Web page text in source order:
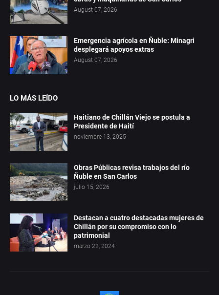
August 07, 2026
Emergencia agrícola en Ñuble: Minagri
desplegará apoyos extras
August 07, 2026
LO MÁS LEÍDO
Haitiano de Chillán Viejo se postula a
Presidente de Haití
noviembre 13, 2025
Obras Públicas revisa trabajos del río
Ñuble en San Carlos
julio 15, 2026
Destacan a cuatro destacadas mujeres de
Chillán por su compromiso con lo
patrimonial
marzo 22, 2024